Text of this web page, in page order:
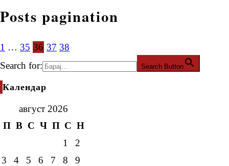
Posts pagination
1 … 35 36 37 38
Search for:
Search Button
Календар
август 2026
П В С Ч П С Н
1
2
3
4 5 6 7 8
9